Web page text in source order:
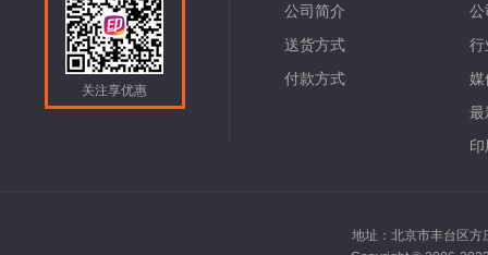
关注享优惠
公司简介
送货方式
付款方式
公
行
媒
最
地址：北京市丰台区